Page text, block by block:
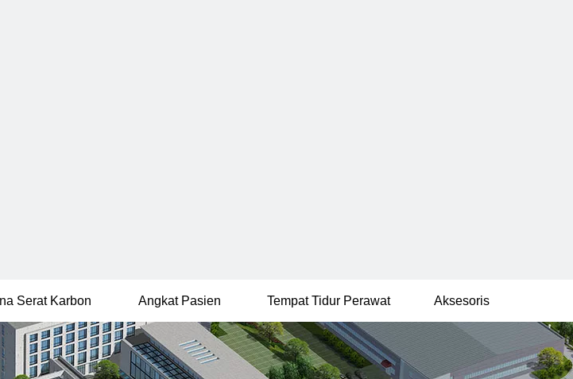
Serat Karbon Angkat Pasien Tempat Tidur Perawat Aksesoris